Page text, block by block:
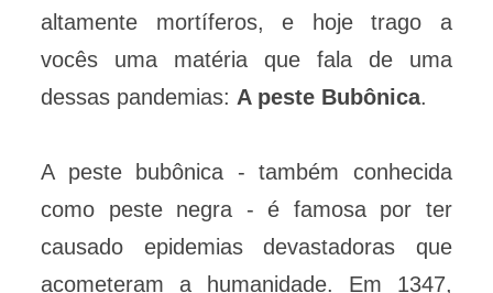
altamente mortíferos, e hoje trago a
vocês uma matéria que fala de uma
dessas pandemias: A peste Bubônica.
A peste bubônica - também conhecida
como peste negra - é famosa por ter
causado epidemias devastadoras que
acometeram a humanidade. Em 1347,